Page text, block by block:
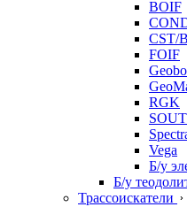
BOIF
CST/
FOIF
RGK
Vega
Б/у
Б/у
Трассоискатели